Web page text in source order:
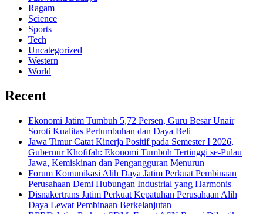
Ragam
Science
Sports
Tech
Uncategorized
Western
World
Recent
Ekonomi Jatim Tumbuh 5,72 Persen, Guru Besar Unair
Soroti Kualitas Pertumbuhan dan Daya Beli
Jawa Timur Catat Kinerja Positif pada Semester I 2026,
Gubernur Khofifah: Ekonomi Tumbuh Tertinggi se-Pulau
Jawa, Kemiskinan dan Pengangguran Menurun
Forum Komunikasi Alih Daya Jatim Perkuat Pembinaan
Perusahaan Demi Hubungan Industrial yang Harmonis
Disnakertrans Jatim Perkuat Kepatuhan Perusahaan Alih
Daya Lewat Pembinaan Berkelanjutan